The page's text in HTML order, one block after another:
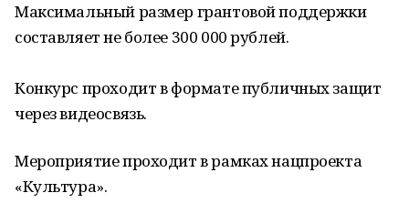
Максимальный размер грантовой поддержки
составляет не более 300 000 рублей.
Конкурс проходит в формате публичных защит
через видеосвязь.
Мероприятие проходит в рамках нацпроекта
«Культура».